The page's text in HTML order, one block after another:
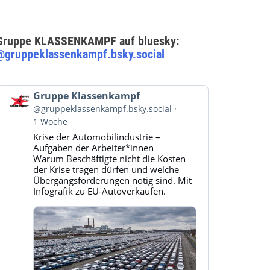
KLASSENKAMPF auf bluesky:
Beitrag
von
Gruppe
Klassenkampf
Bluesky
ansehen
Gruppe Klassenkampf
@gruppeklassenkampf.bsky.social
1 Woche
Krise der Automobilindustrie –
Aufgaben der Arbeiter*innen
Warum Beschäftigte nicht die Kosten
der Krise tragen dürfen und welche
Übergangsforderungen nötig sind. Mit
Infografik zu EU-Autoverkäufen.